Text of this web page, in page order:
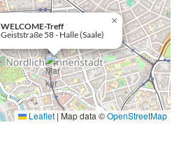
WELCOME-Treff
Geiststraße 58 - Halle (Saale)
×
Leaflet | Map data ©OpenStreetMap